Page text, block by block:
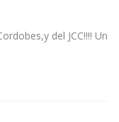
del JCC!!!! Un